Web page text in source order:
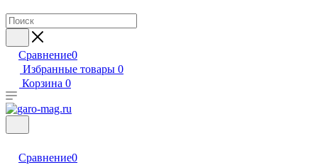
Сравнение0
Избранные товары 0
Корзина 0
Сравнение0